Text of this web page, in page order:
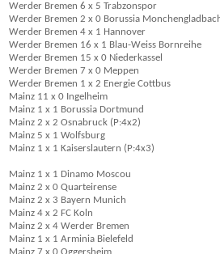
Werder Bremen 6 x 5 Trabzonspor
Werder Bremen 2 x 0 Borussia
Werder Bremen 4 x 1 Hannover
Werder Bremen 16 x 1 Blau-Weiss Bornreihe
Werder Bremen 15 x 0 Niederkassel
Werder Bremen 7 x 0 Meppen
Werder Bremen 1 x 2 Energie Cottbus
Mainz 11 x 0 Ingelheim
Mainz 1 x 1 Borussia Dortmund
Mainz 2 x 2 Osnabruck (P:4x2)
Mainz 5 x 1 Wolfsburg
Mainz 1 x 1 Kaiserslautern (P:4x3)
Mainz 1 x 1 Dinamo Moscou
Mainz 2 x 0 Quarteirense
Mainz 2 x 3 Bayern Munich
Mainz 4 x 2 FC Koln
Mainz 2 x 4 Werder Bremen
Mainz 1 x 1 Arminia Bielefeld